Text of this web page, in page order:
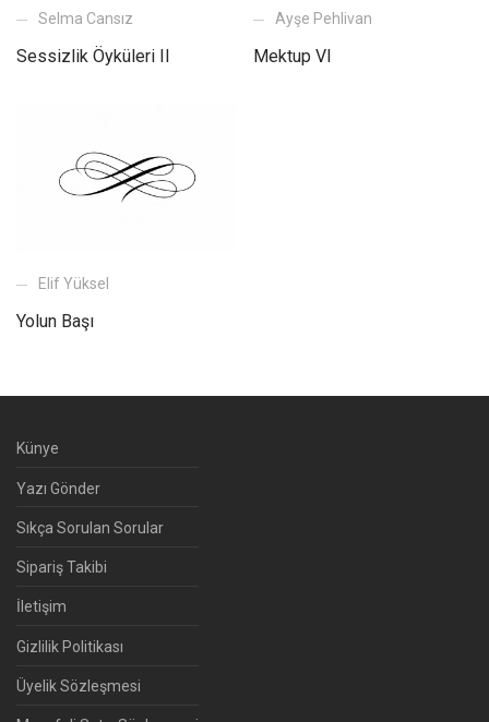
Selma Cansız
Sessizlik Öyküleri II
Ayşe Pehlivan
Mektup VI
Elif Yüksel
Yolun Başı
Künye
Yazı Gönder
Sıkça Sorulan Sorular
Sipariş Takibi
İletişim
Gizlilik Politikası
Üyelik Sözleşmesi